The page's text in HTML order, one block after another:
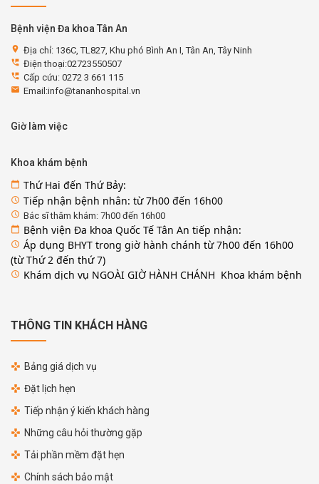
Bệnh viện Đa khoa Tân An
location_on Địa chỉ: 136C, TL827, Khu phó Bình An I, Tân An, Tây Ninh
perm_phone_msg Điện thoại:02723550507
perm_phone_msg Cấp cứu: 0272 3 661 115
email Email:info@tananhospital.vn
Giờ làm việc
Khoa khám bệnh
calendar_today Thứ Hai đến Thứ Bảy:
access_time Tiếp nhận bệnh nhân: từ 7h00 đến 16h00
access_time Bác sĩ thăm khám: 7h00 đến 16h00
calendar_today Bệnh viện Đa khoa Quốc Tế Tân An tiếp nhận:
access_time Áp dụng BHYT trong giờ hành chánh từ 7h00 đến 16h00
(từ Thứ 2 đến thứ 7)
access_time Khám dịch vụ NGOÀI GIỜ HÀNH CHÁNH Khoa khám bệnh
THÔNG TIN KHÁCH HÀNG
Bảng giá dịch vụ
Đặt lịch hẹn
Tiếp nhận ý kiến khách hàng
Những câu hỏi thường gặp
Tải phần mềm đặt hẹn
Chính sách bảo mật